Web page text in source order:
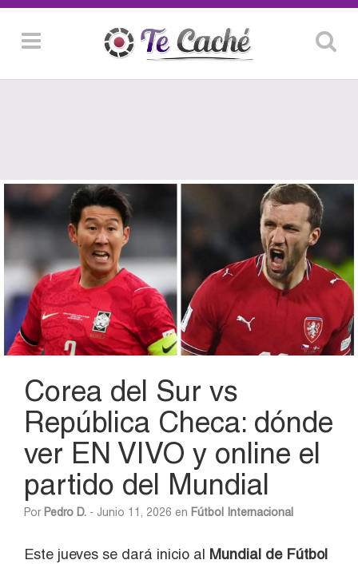
Corea del Sur vs
República Checa: dónde
ver EN VIVO y online el
partido del Mundial
Por Pedro D. - Junio 11, 2026 en Fútbol Internacional
Este jueves se dará inicio al Mundial de Fútbol